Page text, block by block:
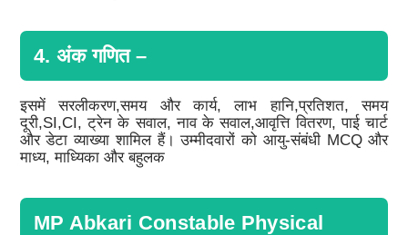
4. अंक गणित –
इसमें सरलीकरण,समय और कार्य, लाभ हानि,प्रतिशत, समय
दूरी,SI,CI, ट्रेन के सवाल, नाव के सवाल,आवृत्ति वितरण, पाई चार्ट
और डेटा व्याख्या शामिल हैं। उम्मीदवारों को आयु-संबंधी MCQ और
माध्य, माध्यिका और बहुलक
MP Abkari Constable Physical